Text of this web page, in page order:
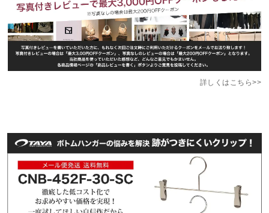
詳しくはこちら>>